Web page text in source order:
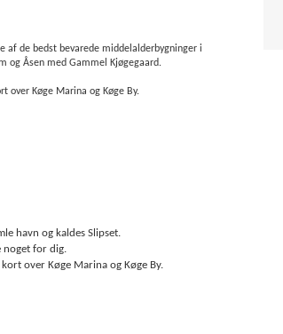
af de bedst bevarede middelalderbygninger i
og Åsen med Gammel Kjøgegaard.
over Køge Marina og Køge By.
havn og kaldes Slipset.
noget for dig.
over Køge Marina og Køge By.